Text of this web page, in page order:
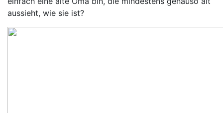
aussieht, wie sie ist?